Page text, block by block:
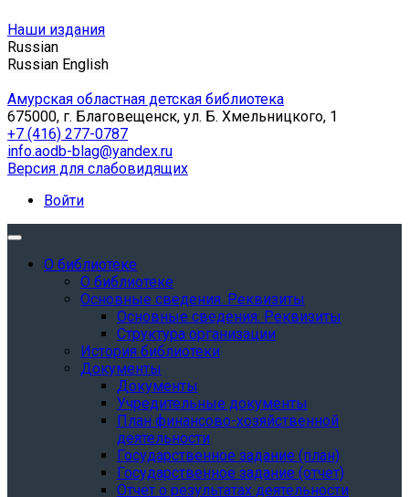
Наши издания
Russian
Russian English
Амурская областная детская библиотека
675000, г. Благовещенск, ул. Б. Хмельницкого, 1
+7 (416) 277-0787
info.aodb-blag@yandex.ru
Версия для слабовидящих
Войти
О библиотеке
О библиотеке
Основные сведения. Реквизиты
Основные сведения. Реквизиты
Структура организации
История библиотеки
Документы
Документы
Учредительные документы
План финансово-хозяйственной
деятельности
Государственное задание (план)
Государственное задание (отчет)
Отчет о результатах деятельности